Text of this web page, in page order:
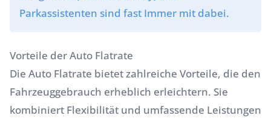
Parkassistenten sind fast Immer mit dabei.
Vorteile der Auto Flatrate
Die Auto Flatrate bietet zahlreiche Vorteile, die den
Fahrzeuggebrauch erheblich erleichtern. Sie
kombiniert Flexibilität und umfassende Leistungen